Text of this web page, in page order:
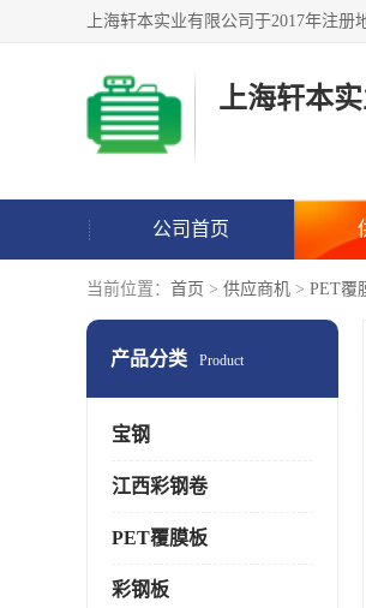
上海轩本
公司首页
当前位置： 首页 > 供应商机 > PET覆
产品分类 Product
宝钢
江西彩钢卷
PET覆膜板
彩钢板